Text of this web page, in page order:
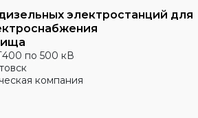
электростанций для
по 500 кВ
компания